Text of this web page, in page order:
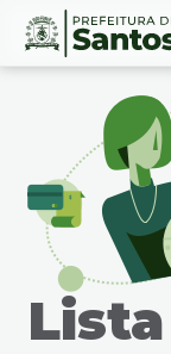
Ir
Conteúdo